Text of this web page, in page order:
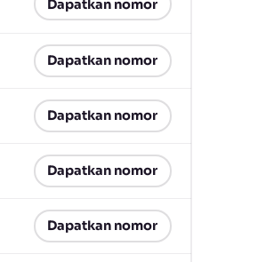
Dapatkan nomor
Dapatkan nomor
Dapatkan nomor
Dapatkan nomor
Dapatkan nomor